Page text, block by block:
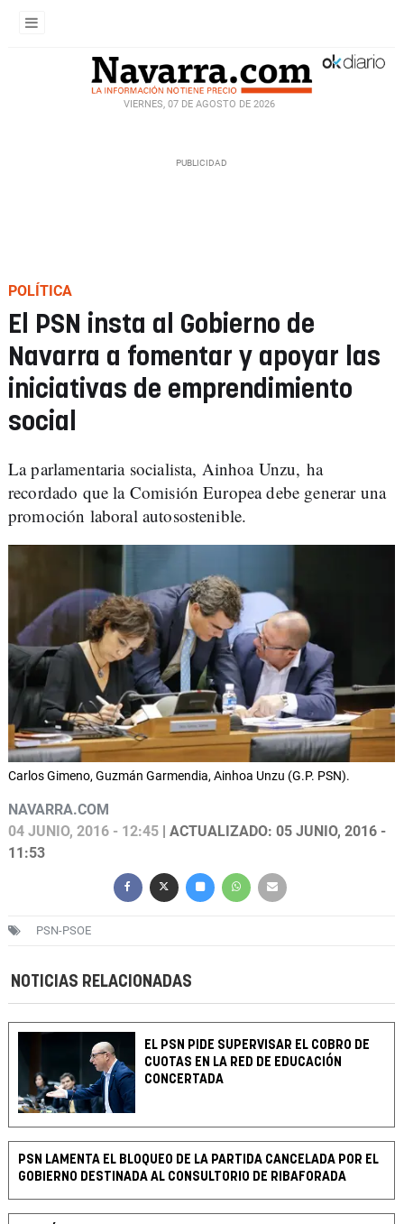
VIERNES, 07 DE AGOSTO DE 2026
POLÍTICA
El PSN insta al Gobierno de
Navarra a fomentar y apoyar las
iniciativas de emprendimiento
social
La parlamentaria socialista, Ainhoa Unzu, ha
recordado que la Comisión Europea debe generar una
promoción laboral autosostenible.
Carlos Gimeno, Guzmán Garmendia, Ainhoa Unzu (G.P. PSN).
NAVARRA.COM
04 JUNIO, 2016 - 12:45 | ACTUALIZADO: 05 JUNIO, 2016 -
11:53
PSN-PSOE
NOTICIAS RELACIONADAS
EL PSN PIDE SUPERVISAR EL COBRO DE
CUOTAS EN LA RED DE EDUCACIÓN
CONCERTADA
PSN LAMENTA EL BLOQUEO DE LA PARTIDA CANCELADA POR EL
GOBIERNO DESTINADA AL CONSULTORIO DE RIBAFORADA